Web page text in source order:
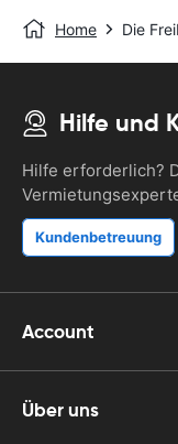
Home Die
Hilfe und
Hilfe erforderlich?
Kundenbetreuung
Account
Über uns